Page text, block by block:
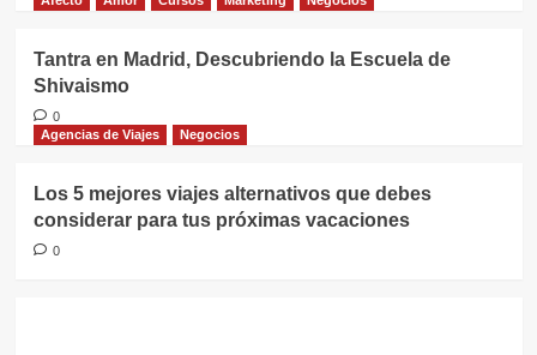
Tantra en Madrid, Descubriendo la Escuela de
Shivaismo
0
Agencias de Viajes
Negocios
Los 5 mejores viajes alternativos que debes
considerar para tus próximas vacaciones
0